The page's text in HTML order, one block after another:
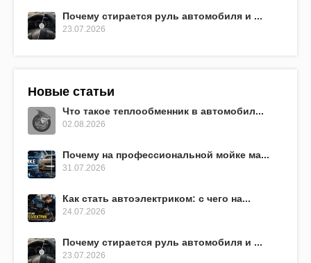
Почему стирается руль автомобиля и ...
23.07.2026
Новые статьи
Что такое теплообменник в автомобил...
02.08.2026
Почему на профессиональной мойке ма...
31.07.2026
Как стать автоэлектриком: с чего на...
24.07.2026
Почему стирается руль автомобиля и ...
23.07.2026